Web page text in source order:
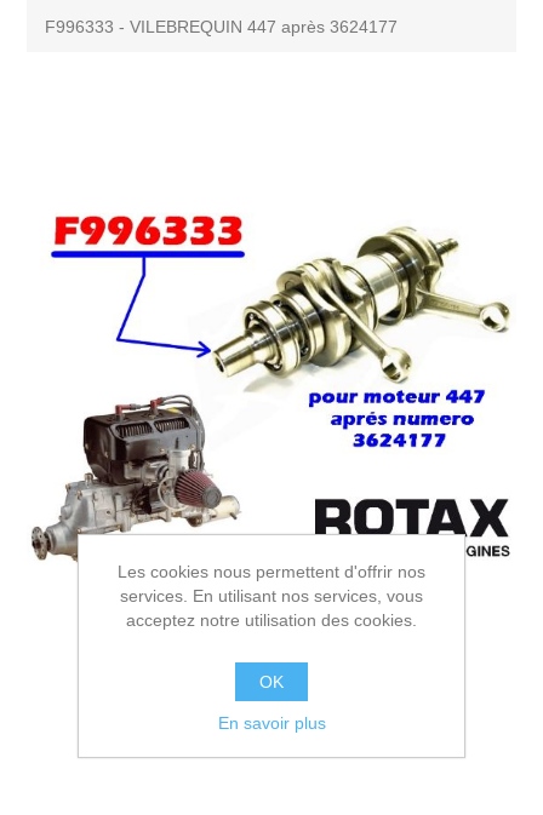
F996333 - VILEBREQUIN 447 après 3624177
Les cookies nous permettent d'offrir nos
services. En utilisant nos services, vous
acceptez notre utilisation des cookies.
OK
En savoir plus